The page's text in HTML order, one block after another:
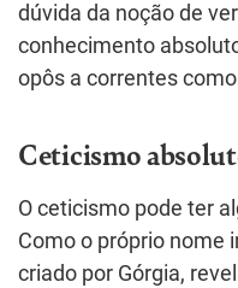
dúvida da noção de
conhecimento
opôs a correntes
Ceticismo
O ceticismo pode ter
Como o próprio nome
criado por Górgia,